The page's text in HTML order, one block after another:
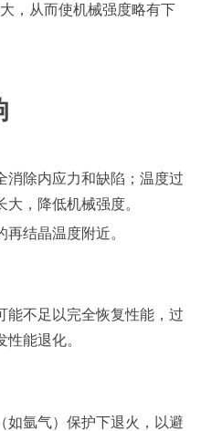
，从而使机械强度略有下
消除内应力和缺陷；温度过
，降低机械强度。
结晶温度附近。
能不足以完全恢复性能，过
能退化。
如氩气）保护下退火，以避